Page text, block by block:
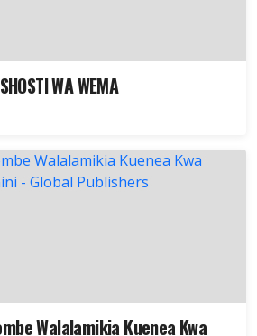
WA WEMA
Walalamikia Kuenea Kwa